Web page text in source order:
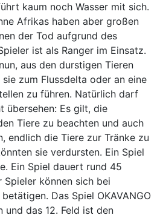
kaum noch Wasser mit sich.
Afrikas haben aber großen
der Tod aufgrund des
ist als Ranger im Einsatz.
aus den durstigen Tieren
zum Flussdelta oder an eine
zu führen. Natürlich darf
übersehen: Es gilt, die
Tiere zu beachten und auch
endlich die Tiere zur Tränke zu
sie verdursten. Ein Spiel
Ein Spiel dauert rund 45
können sich bei
Das Spiel OKAVANGO
und das 12. Feld ist den